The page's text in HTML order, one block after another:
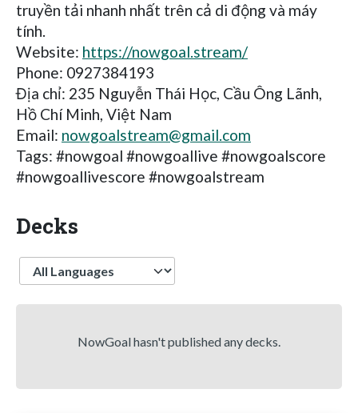
truyền tải nhanh nhất trên cả di động và máy
tính.
Website: https://nowgoal.stream/
Phone: 0927384193
Địa chỉ: 235 Nguyễn Thái Học, Cầu Ông Lãnh,
Hồ Chí Minh, Việt Nam
Email: nowgoalstream@gmail.com
Tags: #nowgoal #nowgoallive #nowgoalscore
#nowgoallivescore #nowgoalstream
Decks
Language
NowGoal hasn't published any decks.